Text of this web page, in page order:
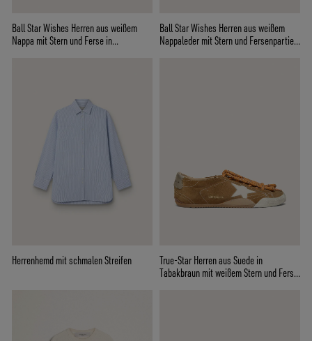
Ball Star Wishes Herren aus weißem
Nappa mit Stern und Ferse in
Ball Star Wishes Herren aus weißem
Nappaleder mit Stern und Fersenpartie
Herrenhemd mit schmalen Streifen
True-Star Herren aus Suede in
Tabakbraun mit weißem Stern und Ferse